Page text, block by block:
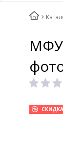
МФУ
СКИДКА